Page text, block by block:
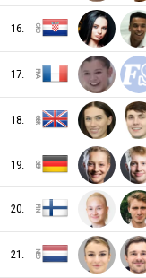
CZE
SUI
UKR
16.
17.
18.
19.
20.
21.